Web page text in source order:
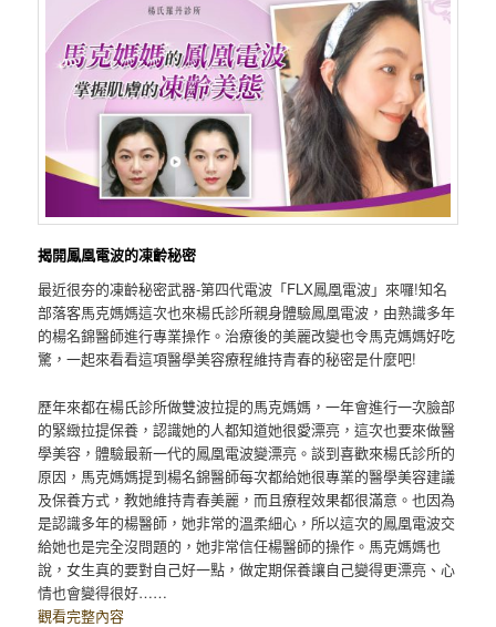
揭開鳳凰電波的凍齡秘密
最近很夯的凍齡秘密武器-第四代電波「FLX鳳凰電波」來囉!知名
部落客馬克媽媽這次也來楊氏診所親身體驗鳳凰電波，由熟識多年
的楊名錦醫師進行專業操作。治療後的美麗改變也令馬克媽媽好吃
驚，一起來看看這項醫學美容療程維持青春的秘密是什麼吧!
歷年來都在楊氏診所做雙波拉提的馬克媽媽，一年會進行一次臉部
的緊緻拉提保養，認識她的人都知道她很愛漂亮，這次也要來做醫
學美容，體驗最新一代的鳳凰電波變漂亮。談到喜歡來楊氏診所的
原因，馬克媽媽提到楊名錦醫師每次都給她很專業的醫學美容建議
及保養方式，教她維持青春美麗，而且療程效果都很滿意。也因為
是認識多年的楊醫師，她非常的溫柔細心，所以這次的鳳凰電波交
給她也是完全沒問題的，她非常信任楊醫師的操作。馬克媽媽也
說，女生真的要對自己好一點，做定期保養讓自己變得更漂亮、心
情也會變得很好……
觀看完整內容